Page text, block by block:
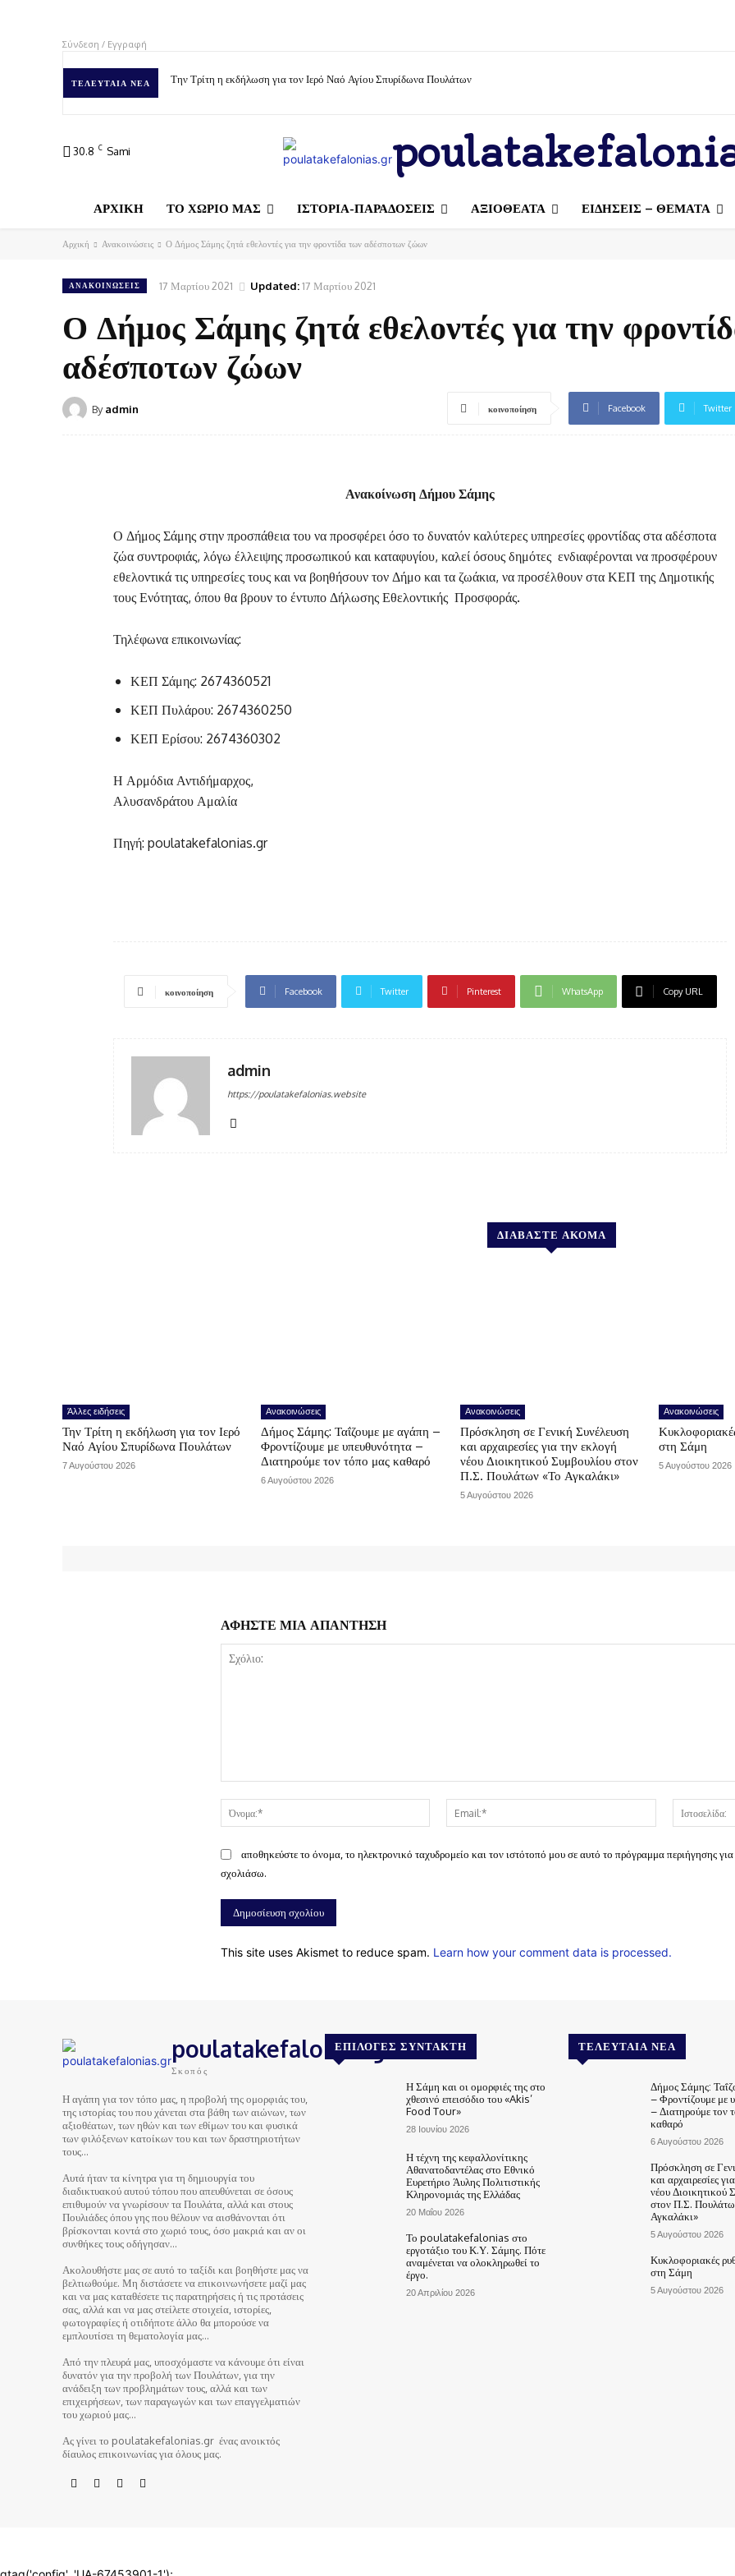
Σύνδεση / Εγγραφή
ΤΕΛΕΥΤΑΊΑ ΝΈΑ Την Τρίτη η εκδήλωση για τον Ιερό Ναό Αγίου Σπυρίδωνα Πουλάτων
30.8 C Sami
ΑΡΧΙΚΗ ΤΟ ΧΩΡΙΟ ΜΑΣ ΙΣΤΟΡΙΑ-ΠΑΡΑΔΟΣΕΙΣ ΑΞΙΟΘΕΑΤΑ ΕΙΔΗΣΕΙΣ – ΘΕΜΑΤΑ
Αρχική Ανακοινώσεις Ο Δήμος Σάμης ζητά εθελοντές για την φροντίδα των αδέσποτων ζώων
ΑΝΑΚΟΙΝΏΣΕΙΣ 17 Μαρτίου 2021 Updated:17 Μαρτίου 2021
Ο Δήμος Σάμης ζητά εθελοντές για την
αδέσποτων ζώων
By admin κοινοποίηση Facebook Twitter
Ανακοίνωση Δήμου Σάμης
Ο Δήμος Σάμης στην προσπάθεια του να προσφέρει όσο το δυνατόν καλύτερες υπηρεσίες φροντίδας στα αδέσποτα
ζώα συντροφιάς, λόγω έλλειψης προσωπικού και καταφυγίου, καλεί όσους δημότες ενδιαφέρονται να προσφέρουν
εθελοντικά τις υπηρεσίες τους και να βοηθήσουν τον Δήμο και τα ζωάκια, να προσέλθουν στα ΚΕΠ της Δημοτικής
τους Ενότητας, όπου θα βρουν το έντυπο Δήλωσης Εθελοντικής Προσφοράς.
Τηλέφωνα επικοινωνίας:
ΚΕΠ Σάμης: 2674360521
ΚΕΠ Πυλάρου: 2674360250
ΚΕΠ Ερίσου: 2674360302
Η Αρμόδια Αντιδήμαρχος,
Αλυσανδράτου Αμαλία
Πηγή: poulatakefalonias.gr
κοινοποίηση Facebook Twitter Pinterest WhatsApp Copy URL
admin
https://poulatakefalonias.website
ΔΙΑΒΑΣΤΕ ΑΚΟΜΑ
Άλλες ειδήσεις
Την Τρίτη η εκδήλωση για τον Ιερό
Ναό Αγίου Σπυρίδωνα Πουλάτων
7 Αυγούστου 2026
Ανακοινώσεις
Δήμος Σάμης: Ταΐζουμε με αγάπη –
Φροντίζουμε με υπευθυνότητα –
Διατηρούμε τον τόπο μας καθαρό
6 Αυγούστου 2026
Ανακοινώσεις
Πρόσκληση σε Γενική Συνέλευση
και αρχαιρεσίες για την εκλογή
νέου Διοικητικού Συμβουλίου στον
Π.Σ. Πουλάτων «Το Αγκαλάκι»
5 Αυγούστου 2026
Ανακοινώσεις
στη Σάμη
5 Αυγούστου 2026
ΑΦΗΣΤΕ ΜΙΑ ΑΠΑΝΤΗΣΗ
Όνομα:*
Email:*
αποθηκεύστε το όνομα, το ηλεκτρονικό ταχυδρομείο και τον ιστότοπό μου σε αυτό το πρόγραμμα περιήγησης
σχολιάσω.
This site uses Akismet to reduce spam. Learn how your comment data is processed.
poulatakefalonias.gr
Σκοπός
Η αγάπη για τον τόπο μας, η προβολή της ομορφιάς του,
της ιστορίας του που χάνεται στα βάθη των αιώνων, των
αξιοθέατων, των ηθών και των εθίμων του και φυσικά
των φιλόξενων κατοίκων του και των δραστηριοτήτων
τους…
Αυτά ήταν τα κίνητρα για τη δημιουργία του
διαδικτυακού αυτού τόπου που απευθύνεται σε όσους
επιθυμούν να γνωρίσουν τα Πουλάτα, αλλά και στους
Πουλιάδες όπου γης που θέλουν να αισθάνονται ότι
βρίσκονται κοντά στο χωριό τους, όσο μακριά και αν οι
συνθήκες τους οδήγησαν…
Ακολουθήστε μας σε αυτό το ταξίδι και βοηθήστε μας να
βελτιωθούμε. Μη διστάσετε να επικοινωνήσετε μαζί μας
και να μας καταθέσετε τις παρατηρήσεις ή τις προτάσεις
σας, αλλά και να μας στείλετε στοιχεία, ιστορίες,
φωτογραφίες ή οτιδήποτε άλλο θα μπορούσε να
εμπλουτίσει τη θεματολογία μας…
Από την πλευρά μας, υποσχόμαστε να κάνουμε ότι είναι
δυνατόν για την προβολή των Πουλάτων, για την
ανάδειξη των προβλημάτων τους, αλλά και των
επιχειρήσεων, των παραγωγών και των επαγγελματιών
του χωριού μας…
Ας γίνει το poulatakefalonias.gr ένας ανοικτός
δίαυλος επικοινωνίας για όλους μας.
ΕΠΙΛΟΓΈΣ ΣΥΝΤΆΚΤΗ
Η Σάμη και οι ομορφιές της στο
χθεσινό επεισόδιο του «Akis’
Food Tour»
28 Ιουνίου 2026
Η τέχνη της κεφαλλονίτικης
Αθανατοδαντέλας στο Εθνικό
Ευρετήριο Άυλης Πολιτιστικής
Κληρονομιάς της Ελλάδας
20 Μαΐου 2026
Το poulatakefalonias στο
εργοτάξιο του Κ.Υ. Σάμης. Πότε
αναμένεται να ολοκληρωθεί το
έργο.
20 Απριλίου 2026
ΤΕΛΕΥΤΑΊΑ ΝΈΑ
Δήμος Σάμης:
– Φροντίζουμε με
– Διατηρούμε τον
καθαρό
6 Αυγούστου 2026
Πρόσκληση σε
και αρχαιρεσίες
νέου Διοικητικού
στον Π.Σ.
Αγκαλάκι»
5 Αυγούστου 2026
Κυκλοφοριακές
στη Σάμη
5 Αυγούστου 2026